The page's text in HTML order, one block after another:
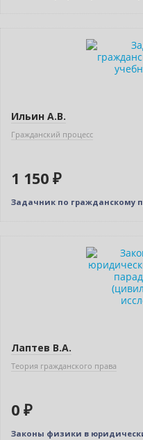
Ильин А.В.
Гражданский процесс
1 150 ₽
Задачник по гражданскому
Лаптев В.А.
Теория гражданского права
0 ₽
Законы физики в